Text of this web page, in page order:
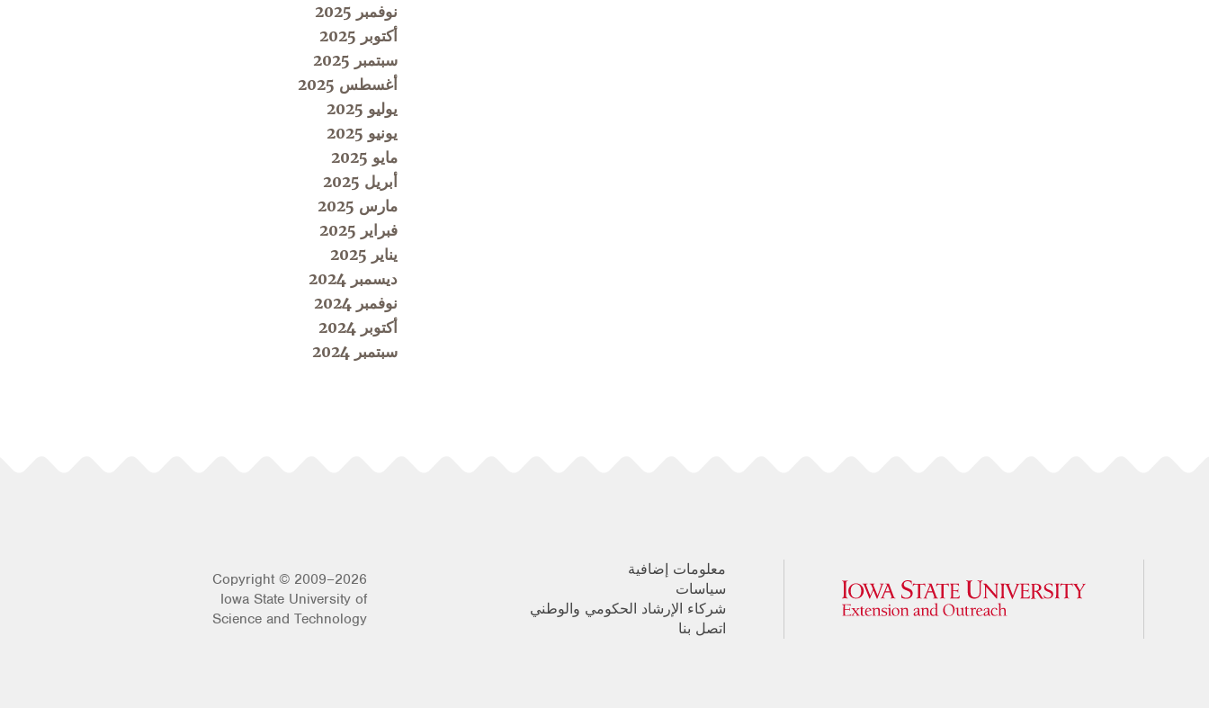
نوفمبر 2025
أكتوبر 2025
سبتمبر 2025
أغسطس 2025
يوليو 2025
يونيو 2025
مايو 2025
أبريل 2025
مارس 2025
فبراير 2025
يناير 2025
ديسمبر 2024
نوفمبر 2024
أكتوبر 2024
سبتمبر 2024
معلومات إضافية
سياسات
شركاء الإرشاد الحكومي والوطني
اتصل بنا
Copyright © 2009–2026
Iowa State University of
Science and Technology